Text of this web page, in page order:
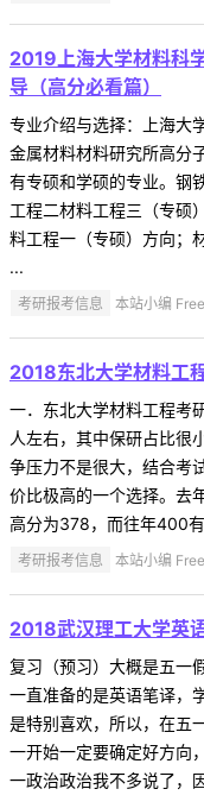
2019上海大学材料科
导（高分必看篇）
专业介绍与选择：上海大
金属材料材料研究所高分
有专硕和学硕的专业。钢
工程二材料工程三（专硕
料工程一（专硕）方向；
...
考研报考信息 本站小编
2018东北大学材料工
一．东北大学材料工程考
人左右，其中保研占比很
争压力不是很大，结合考
价比极高的一个选择。去
高分为378，而往年400
考研报考信息 本站小编
2018武汉理工大学英
复习（预习）大概是五一
一直准备的是英语笔译，
是特别喜欢，所以，在五
一开始一定要确定好方向
一政治政治我不多说了，